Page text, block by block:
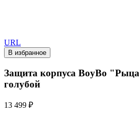
URL
В избранное
Защита корпуса BoyBo
голубой
13 499 ₽